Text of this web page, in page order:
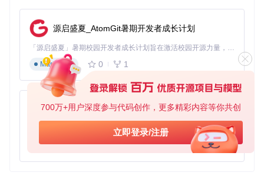
700万+用户深度参与代码创作，更多精彩内容等你共创
立即登录/注册
源启盛夏_AtomGit暑期开发者成长计划
「源启盛夏」暑期校园开发者成长计划旨在激活校园开源力量，通过积分激励、认证扶持、资源倾斜等形式，引导高校组织和开发者完成「入驻 — 建项目 — 做贡献 — 获认证 — 得资源」的完整闭环。无论你是想带领社团入驻平台的组织者，还是希望用代码贡献证明自己的开发者，都能在这里找到属于你的成长路径。
Markdown
0 1
py-xiaozhi
基于Python的Xiaozhi AI，适用于想要完整Xiaozhi体验而无需拥有专用硬件的用户。
Python
0 1